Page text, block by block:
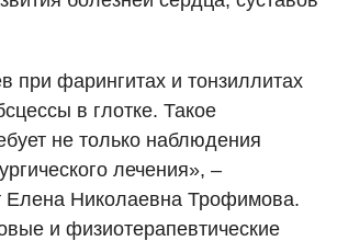
при фарингитах и тонзиллитах
в глотке. Такое
не только наблюдения
лечения», –
Елена Николаевна Трофимова.
и физиотерапевтические